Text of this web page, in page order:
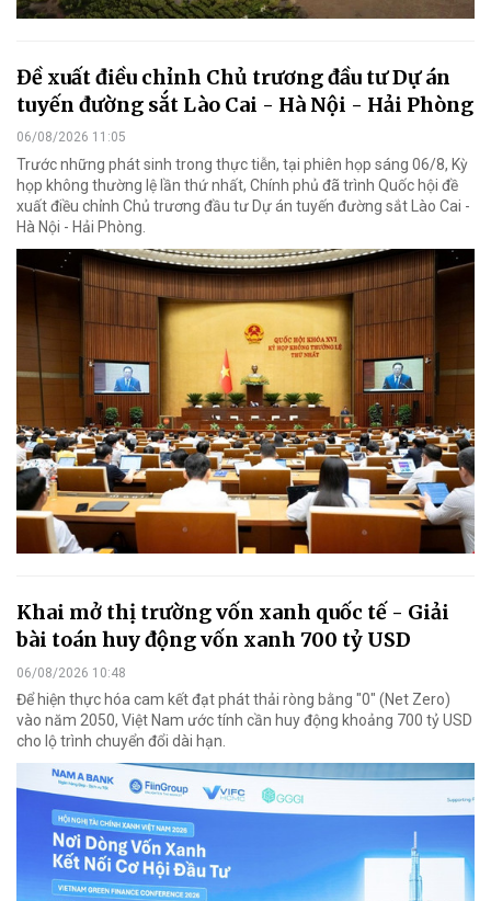
Đề xuất điều chỉnh Chủ trương đầu tư Dự án
tuyến đường sắt Lào Cai - Hà Nội - Hải Phòng
06/08/2026 11:05
Trước những phát sinh trong thực tiễn, tại phiên họp sáng 06/8, Kỳ
họp không thường lệ lần thứ nhất, Chính phủ đã trình Quốc hội đề
xuất điều chỉnh Chủ trương đầu tư Dự án tuyến đường sắt Lào Cai -
Hà Nội - Hải Phòng.
Khai mở thị trường vốn xanh quốc tế - Giải
bài toán huy động vốn xanh 700 tỷ USD
06/08/2026 10:48
Để hiện thực hóa cam kết đạt phát thải ròng bằng "0" (Net Zero)
vào năm 2050, Việt Nam ước tính cần huy động khoảng 700 tỷ USD
cho lộ trình chuyển đổi dài hạn.